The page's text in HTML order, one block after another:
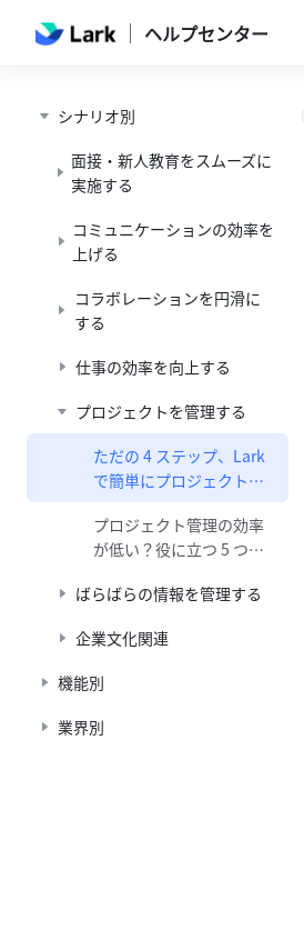
ヘルプセンター
シナリオ別
面接・新人教育をスムーズに
実施する
コミュニケーションの効率を
上げる
コラボレーションを円滑に
する
仕事の効率を向上する
プロジェクトを管理する
ただの 4 ステップ、Lark
で簡単にプロジェクト管
理、バグ対応
プロジェクト管理の効率
が低い？役に立つ 5 つの
ばらばらの情報を管理する
企業文化関連
機能別
業界別